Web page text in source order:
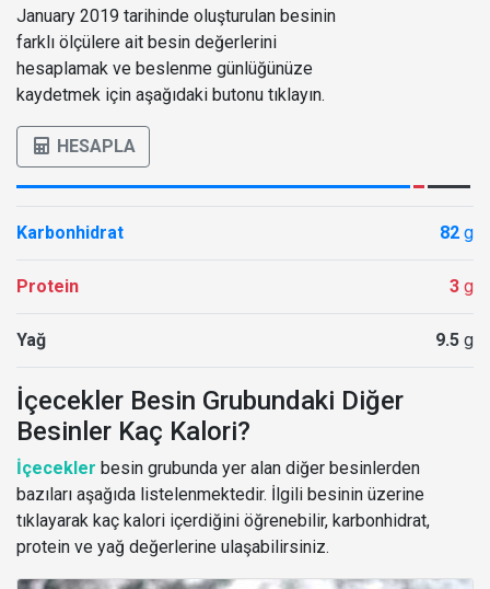
January 2019 tarihinde oluşturulan besinin
farklı ölçülere ait besin değerlerini
hesaplamak ve beslenme günlüğünüze
kaydetmek için aşağıdaki butonu tıklayın.
HESAPLA
Karbonhidrat 82 g
Protein 3 g
Yağ 9.5 g
İçecekler Besin Grubundaki Diğer
Besinler Kaç Kalori?
İçecekler besin grubunda yer alan diğer besinlerden
bazıları aşağıda listelenmektedir. İlgili besinin üzerine
tıklayarak kaç kalori içerdiğini öğrenebilir, karbonhidrat,
protein ve yağ değerlerine ulaşabilirsiniz.